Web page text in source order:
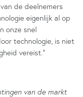
de deelnemers
eigenlijk al op
onze snel
technologie, is niet
vereist.”
van de markt